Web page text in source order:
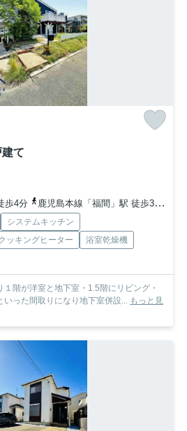
て
歩4分
鹿児島本線「福間」駅 徒歩30分
システムキッチン
ッキングヒーター
浴室乾燥機
階が洋室と地下室・1.5階にリビング・
いった間取りになり地下室併設... もっと見